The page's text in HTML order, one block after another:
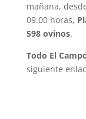
mañana,
09.00 horas,
598 ovinos.
Todo El
siguiente